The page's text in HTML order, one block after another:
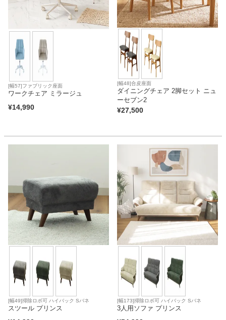
[幅57]ファブリック座面
ワークチェア ミラージュ
¥14,990
[幅48]合皮座面
ダイニングチェア 2脚セット ニュ
ーセブン2
¥27,500
[幅49]掃除ロボ可 ハイバック Sバネ
スツール プリンス
[幅173]掃除ロボ可 ハイバック Sバネ
3人用ソファ プリンス